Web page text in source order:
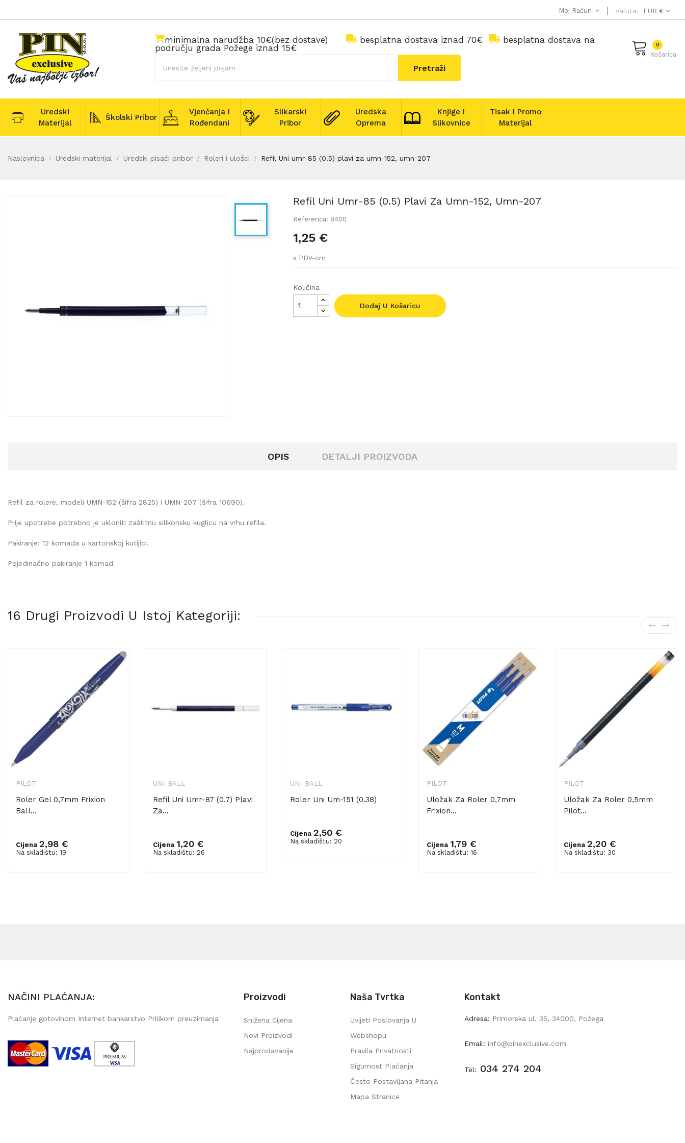
Valuta: EUR €
Moj Račun
Košarica
0
minimalna narudžba 10€(bez dostave) besplatna dostava iznad 70€
besplatna dostava na
području grada Požege iznad 15€
Pretraži
Uredski
Materijal
Školski Pribor
Vjenčanja I
Rođendani
Slikarski
Pribor
Uredska
Oprema
Knjige I
Slikovnice
Tisak I Promo
Materijal
Naslovnica Uredski materijal Uredski pisaći pribor Roleri i ulošci Refil Uni umr-85 (0.5) plavi za umn-152, umn-207
Refil Uni Umr-85 (0.5) Plavi Za Umn-152, Umn-207
Referenca: 8400
1,25 €
s PDV-om
Količina
Dodaj U Košaricu
OPIS DETALJI PROIZVODA
Refil za rolere, modeli UMN-152 (šifra 2825) i UMN-207 (šifra 10690).
Prije upotrebe potrebno je ukloniti zaštitnu silikonsku kuglicu na vrhu refila.
Pakiranje: 12 komada u kartonskoj kutijici.
Pojedinačno pakiranje 1 komad
16 Drugi Proizvodi U Istoj Kategoriji:
PILOT
Roler Gel 0,7mm Frixion
Ball...
Cijena 2,98 €
Na skladištu: 19
Dodaj u košaricu
UNI-BALL
Refil Uni Umr-87 (0.7) Plavi
Za...
Cijena 1,20 €
Na skladištu: 26
Dodaj u košaricu
UNI-BALL
Roler Uni Um-151 (0.38)
Cijena 2,50 €
Na skladištu: 20
Dodaj u košaricu
PILOT
Uložak Za Roler 0,7mm
Frixion...
Cijena 1,79 €
Na skladištu: 16
Dodaj u košaricu
PILOT
Uložak Za Roler 0,5mm
Pilot...
Cijena 2,20 €
Na skladištu: 30
Dodaj u košaricu
NAČINI PLAĆANJA:
Plaćanje gotovinom Internet bankarstvo Prilikom preuzimanja
Proizvodi
Snižena Cijena
Novi Proizvodi
Najprodavanije
Naša Tvrtka
Uvijeti Poslovanja U
Webshopu
Pravila Privatnosti
Sigurnost Plaćanja
Često Postavljana Pitanja
Mapa Stranice
Kontakt
Adresa: Primorska ul. 35, 34000, Požega
Email: info@pinexclusive.com
Tel: 034 274 204